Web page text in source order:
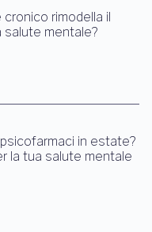
cronico rimodella il
salute mentale?
in estate?
la tua salute mentale